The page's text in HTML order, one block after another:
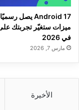
ميزات ستغيّر تجربتك
في 2026
مارس 7, 2026
الأخيرة